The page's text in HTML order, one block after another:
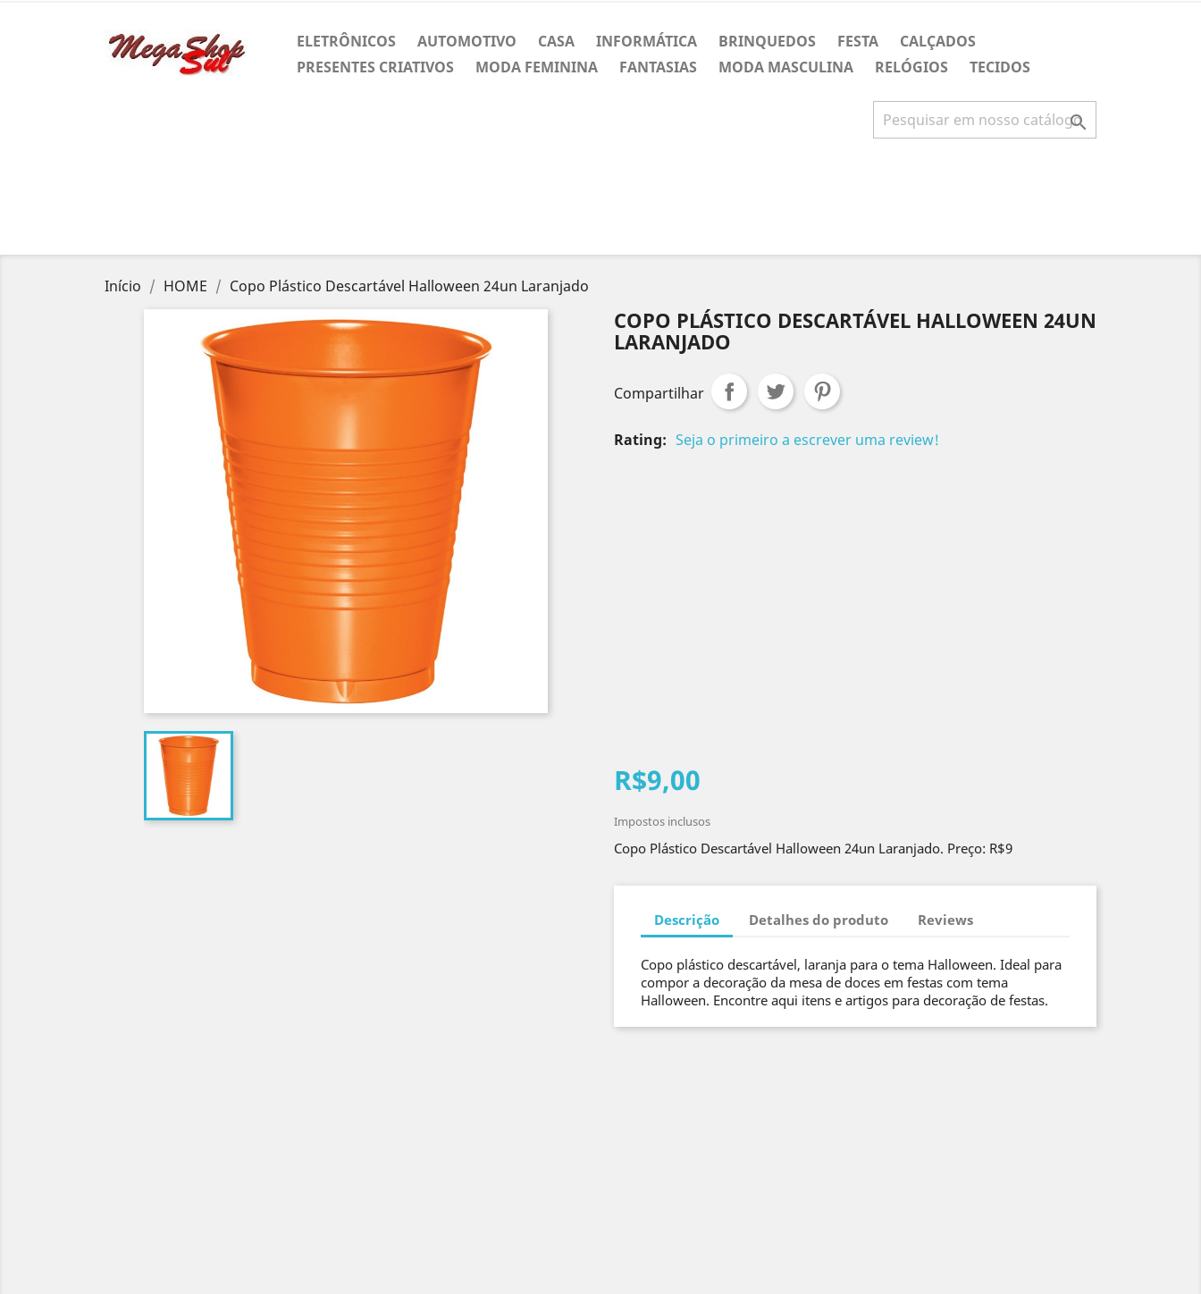
ELETRÔNICOS AUTOMOTIVO CASA INFORMÁTICA BRINQUEDOS FESTA
CALÇADOS
PRESENTES CRIATIVOS
MODA FEMININA FANTASIAS MODA MASCULINA RELÓGIOS TECIDOS

Início HOME Copo Plástico Descartável Halloween 24un Laranjado
COPO PLÁSTICO DESCARTÁVEL HALLOWEEN 24UN
LARANJADO
Compartilhar
Rating: Seja o primeiro a escrever uma review!
R$9,00
Impostos inclusos
Copo Plástico Descartável Halloween 24un Laranjado. Preço: R$9
Descrição Detalhes do produto Reviews
Copo plástico descartável, laranja para o tema Halloween. Ideal para
compor a decoração da mesa de doces em festas com tema
Halloween. Encontre aqui itens e artigos para decoração de festas.